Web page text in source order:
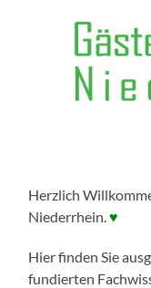
Herzlich
Niederrhein.♥
Hier finden Sie
fundierten